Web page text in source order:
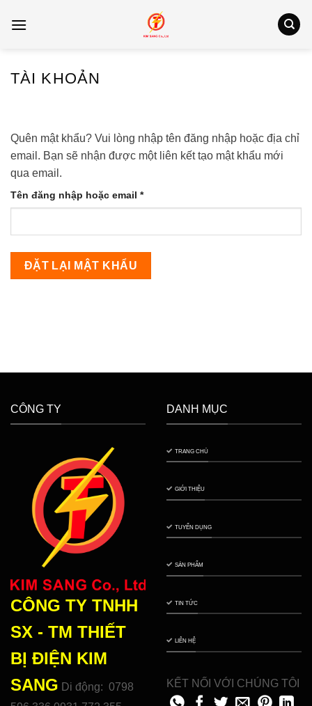
qua
TÀI KHOẢN
Quên mật khẩu? Vui lòng nhập tên đăng nhập hoặc địa chỉ
email. Bạn sẽ nhận được một liên kết tạo mật khẩu mới
qua email.
Tên đăng nhập hoặc email *Bắt
buộc
ĐẶT LẠI MẬT KHẨU
CÔNG TY
CÔNG TY TNHH
SX - TM THIẾT
BỊ ĐIỆN KIM
SANG Di động: 0798
DANH MỤC
TRANG CHỦ
GIỚI THIỆU
TUYỂN DỤNG
SẢN PHẨM
TIN TỨC
LIÊN HỆ
KẾT NỐI VỚI CHÚNG TÔI